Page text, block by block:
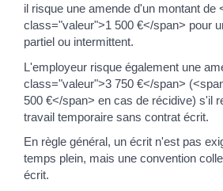
il risque une amende d'un montant de
class="valeur">1 500 €</span> pour
partiel ou intermittent.
L'employeur risque également une
class="valeur">3 750 €</span>
500 €</span> en cas de récidive) s'il
travail temporaire sans contrat écrit.
En règle général, un écrit n'est pas
temps plein, mais une convention
écrit.